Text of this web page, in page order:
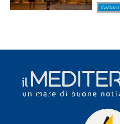
Cultura